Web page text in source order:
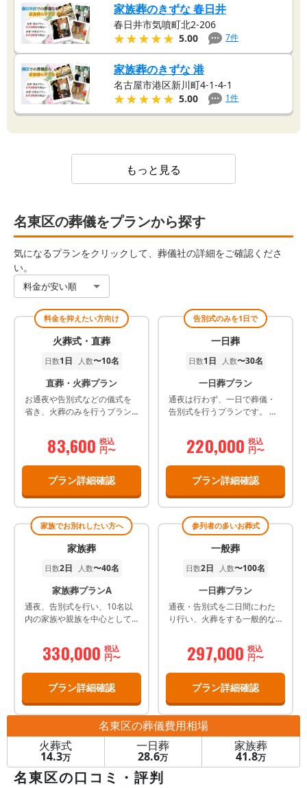
家族葬のきずな 春日井
春日井市気噴町北2-206
★★★★★
★★★★★ 5.00 7件
家族葬のきずな 港
名古屋市港区新川町4-1-4-1
★★★★★
★★★★★ 5.00 1件
もっと見る
名東区の葬儀をプランから探す
気になるプランをクリックして、葬儀社の詳細をご確認くださ
い。
料金が安い順
料金を抑えたい方向け
火葬式・直葬
日数1日 人数〜10名
直葬・火葬プラン
お通夜や告別式などの儀式を
省き、火葬のみを行うプラン
83,600 税込
円〜
プラン詳細確認
告別式のみを1日で
一日葬
日数1日 人数〜30名
一日葬プラン
通夜は行わず、一日で葬儀・
告別式を行うプランです。 ＊
220,000 税込
円〜
プラン詳細確認
家族でお別れしたい方へ
家族葬
日数2日 人数〜40名
家族葬プランA
通夜、告別式を行い、10名以
内の家族や親族を中心として
330,000 税込
円〜
プラン詳細確認
参列者の多いお葬式
一般葬
日数2日 人数〜100名
一日葬プラン
通夜・告別式を二日間にわた
り行い、火葬をする一般的な
297,000 税込
円〜
プラン詳細確認
名東区の葬儀費用相場
火葬式
14.3万
一日葬
28.6万
家族葬
41.8万
名東区の口コミ・評判